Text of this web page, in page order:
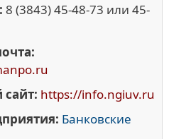
8 (3843) 45-48-73 или 45-
https://info.ngiuv.ru
Банковские